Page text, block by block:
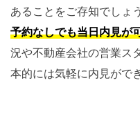
あることをご存知でしょ
予約なしでも当日内見が
況や不動産会社の営業ス
本的には気軽に内見がで